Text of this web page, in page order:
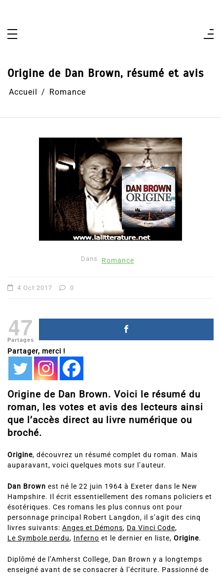
Origine de Dan Brown, résumé et avis
Accueil Romance
Dans Romance
4 Oct 2017 0
47
Partages
Partager, merci !
Origine de Dan Brown. Voici le résumé du
roman, les votes et avis des lecteurs ainsi
que l’accès direct au livre numérique ou
broché.
Origine, découvrez un résumé complet du roman. Mais
auparavant, voici quelques mots sur l’auteur.
Dan Brown est né le 22 juin 1964 à Exeter dans le New
Hampshire. Il écrit essentiellement des romans policiers et
ésotériques. Ces romans les plus connus ont pour
personnage principal Robert Langdon, il s’agit des cinq
livres suivants: Anges et Démons, Da Vinci Code,
Le Symbole perdu, Inferno et le dernier en liste, Origine.
Diplômé de l’Amherst College, Dan Brown y a longtemps
enseigné avant de se consacrer à l’écriture. Passionné de